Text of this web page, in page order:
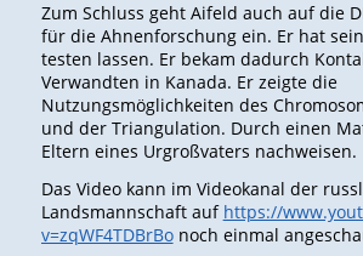
Zum Schluss geht Aifeld auch auf die
für die Ahnenforschung ein. Er hat
testen lassen. Er bekam dadurch
Verwandten in Kanada. Er zeigte die
Nutzungsmöglichkeiten des
und der Triangulation. Durch einen
Eltern eines Urgroßvaters nachweisen.
Das Video kann im Videokanal der
Landsmannschaft auf https://
v=zqWF4TDBrBonoch einmal